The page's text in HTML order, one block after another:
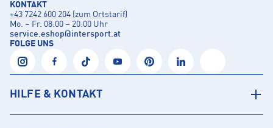
KONTAKT
+43 7242 600 204 (zum Ortstarif)
Mo. – Fr. 08:00 – 20:00 Uhr
service.eshop@intersport.at
FOLGE UNS
HILFE & KONTAKT